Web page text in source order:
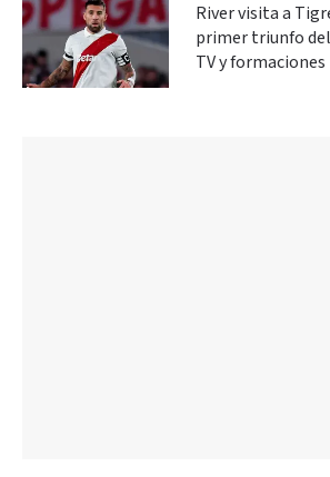
River visita a
primer triunfo
TV y formaciones